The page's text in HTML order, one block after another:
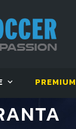
PREMIUM